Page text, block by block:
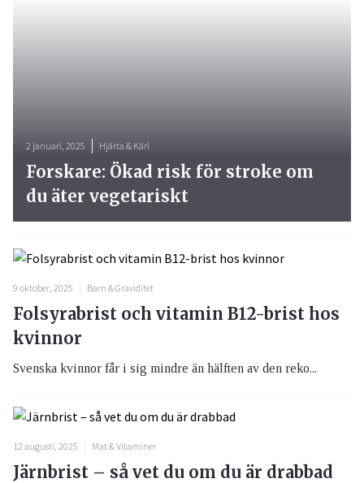
9 oktober, 2025 Barn & Graviditet
Folsyrabrist och vitamin B12-brist hos
kvinnor
Svenska kvinnor får i sig mindre än hälften av den reko...
12 augusti, 2025 Mat & Vitaminer
Järnbrist – så vet du om du är drabbad
2 januari, 2025 Hjärta & Kärl
Forskare: Ökad risk för stroke om
du äter vegetariskt